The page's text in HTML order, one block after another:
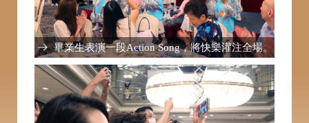
畢業生表演一段Action Song，將快樂灌注全場。